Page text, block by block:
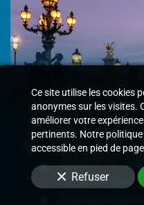
Cour d'Appel de
Signifier des
extrajudiciaires,
Ce site utilise les cookies
anonymes sur les visites.
améliorer votre
pertinents. Notre
accessible en pied de
Refuser